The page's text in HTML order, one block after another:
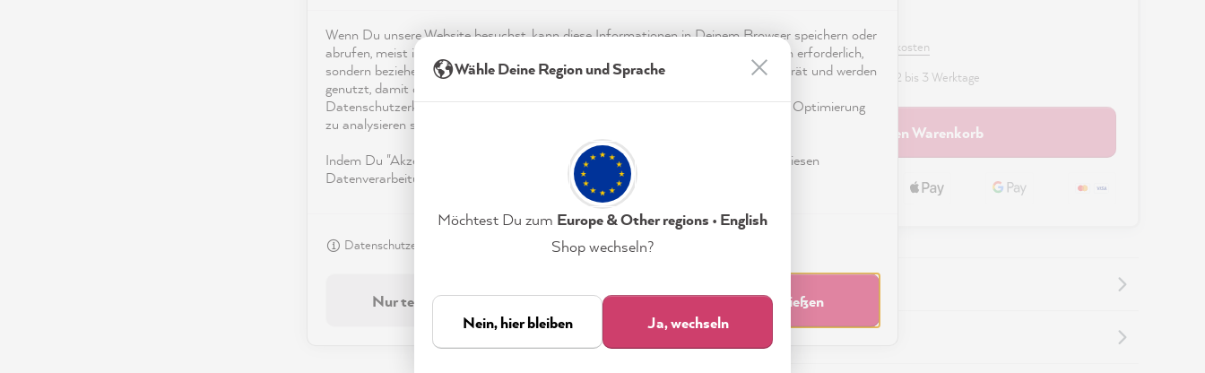
59,00 €
Preise inkl. MwSt. zzgl. Versandkosten
Sofort verfügbar, Lieferzeit: 2 bis 3 Werktage
In den Warenkorb
Technische Informationen
Wenn Du unsere Website besuchst, kann diese Informationen in Deinem Browser speichern oder
abrufen, meist in Form von Cookies. Diese Informationen sind nicht nur technisch erforderlich,
sondern beziehen sich möglicherweise auf Dich, Deine Einstellungen oder Dein Gerät und werden
genutzt, damit die Website wie erwartet funktioniert und um mittels den in der
Datenschutzerklärung genannten Dienste Deine Nutzung der Webseite für deren Optimierung
zu analysieren sowie Werbung zu betreiben und zu personalisieren.
Indem Du "Akzeptieren & Schließen" klickst, stimmst Du (jederzeit widerruflich) diesen
Datenverarbeitungen freiwillig zu.
Datenschutzerklärung Einstellungen
Akzeptieren & Schließen
Nur technisch Erforderliche
Wähle Deine Region und Sprache
Möchtest Du zum Europe & Other regions • English
Shop wechseln?
Nein, hier bleiben Ja, wechseln